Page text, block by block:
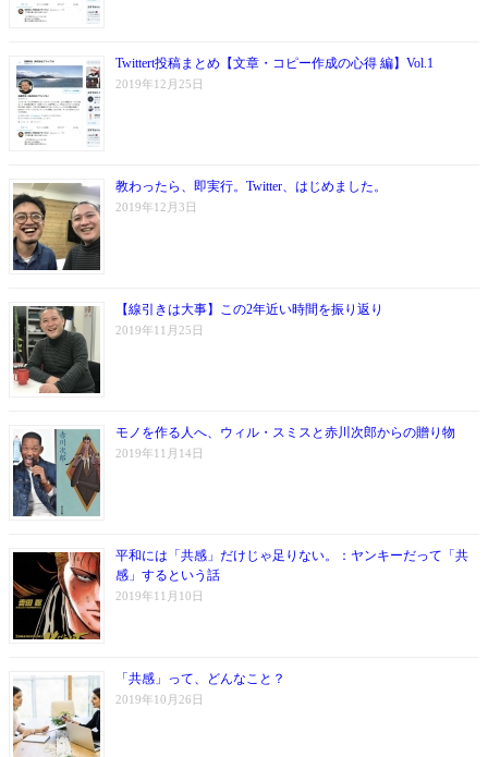
Twittert投稿まとめ【文章・コピー作成の心得 編】Vol.1
2019年12月25日
教わったら、即実行。Twitter、はじめました。
2019年12月3日
【線引きは大事】この2年近い時間を振り返り
2019年11月25日
モノを作る人へ、ウィル・スミスと赤川次郎からの贈り物
2019年11月14日
平和には「共感」だけじゃ足りない。：ヤンキーだって「共
感」するという話
2019年11月10日
「共感」って、どんなこと？
2019年10月26日